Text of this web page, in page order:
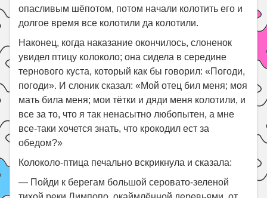
опасливым шёпотом, потом начали колотить его и
долгое время все колотили да колотили.
Наконец, когда наказание окончилось, слоненок
увидел птицу колоколо; она сидела в середине
тернового куста, который как бы говорил: «Погоди,
погоди». И слоник сказал: «Мой отец бил меня; моя
мать била меня; мои тётки и дяди меня колотили, и
все за то, что я так ненасытно любопытен, а мне
все-таки хочется знать, что крокодил ест за
обедом?»
Колоколо-птица печально вскрикнула и сказала:
— Пойди к берегам большой серовато-зеленой